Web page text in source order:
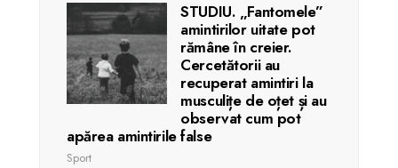
STUDIU. „Fantomele”
amintirilor uitate pot
rămâne în creier.
Cercetătorii au
recuperat amintiri la
musculițe de oțet și au
observat cum pot
apărea amintirile false
Sport